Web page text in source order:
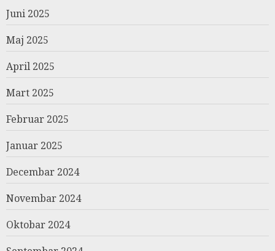
Juni 2025
Maj 2025
April 2025
Mart 2025
Februar 2025
Januar 2025
Decembar 2024
Novembar 2024
Oktobar 2024